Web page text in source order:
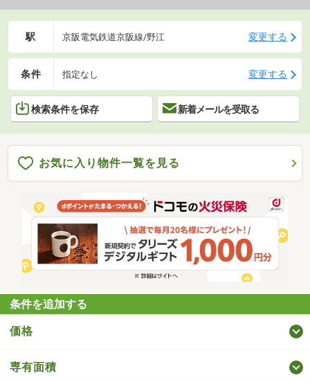
駅 京阪電気鉄道京阪線/野江 変更する
条件 指定なし 変更する
検索条件を保存 新着メールを受取る
お気に入り物件一覧を見る
条件を追加する
価格
専有面積